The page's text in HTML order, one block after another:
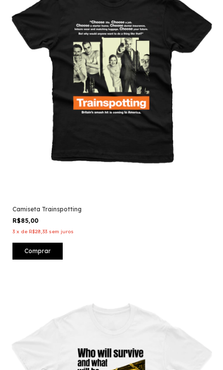
Camiseta Trainspotting
R$85,00
3 x de R$28,33 sem juros
Comprar